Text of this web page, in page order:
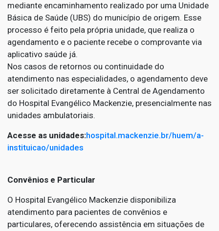
mediante encaminhamento realizado por uma Unidade
Básica de Saúde (UBS) do município de origem. Esse
processo é feito pela própria unidade, que realiza o
agendamento e o paciente recebe o comprovante via
aplicativo saúde já.
Nos casos de retornos ou continuidade do
atendimento nas especialidades, o agendamento deve
ser solicitado diretamente à Central de Agendamento
do Hospital Evangélico Mackenzie, presencialmente nas
unidades ambulatoriais.
Acesse as unidades:hospital.mackenzie.br/huem/a-
instituicao/unidades
Convênios e Particular
O Hospital Evangélico Mackenzie disponibiliza
atendimento para pacientes de convênios e
particulares, oferecendo assistência em situações de